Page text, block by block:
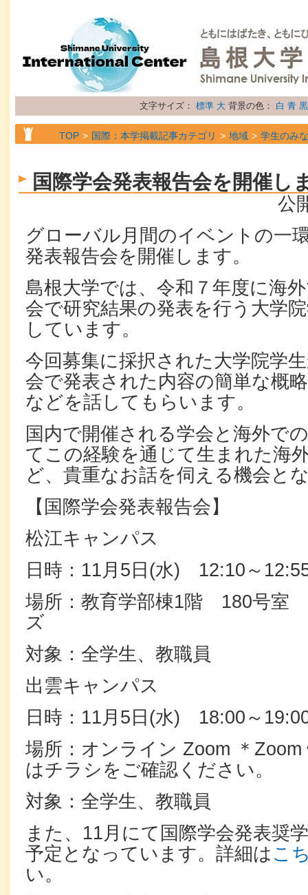
文字サイズ： 標準 大 背景の色： 白 青 黒
TOP 国際：本学掲載記事カテゴリ 地域 学生のみ
TOP 国際：本学掲載記事カテゴリ 属性 お知らせ
国際学会発表報告会を開催し
公
グローバル月間のイベントの一
発表報告会を開催します。
島根大学では、令和７年度に海
会で研究結果の発表を行う大学
しています。
今回募集に採択された大学院学
会で発表された内容の簡単な概
などを話してもらいます。
国内で開催される学会と海外で
てこの経験を通じて生まれた海
ど、貴重なお話を伺える機会と
【国際学会発表報告会】
松江キャンパス
日時：11月5日(水) 12:10～
場所：教育学部棟1階 180号室
ズ
対象：全学生、教職員
出雲キャンパス
日時：11月5日(水) 18:00～
場所：オンライン Zoom ＊
はチラシをご確認ください。
対象：全学生、教職員
また、11月にて国際学会発表奨
予定となっています。詳細は こ
い。